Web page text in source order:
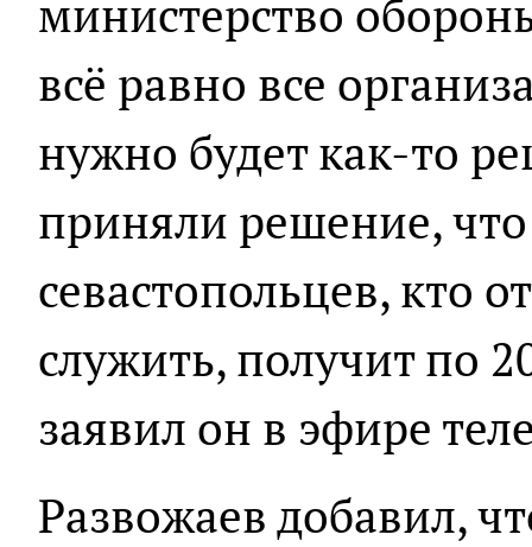
министерство
всё равно все
нужно будет как-то
приняли решение,
севастопольцев, кто
служить, получит по
заявил он в эфире
Развожаев добавил,